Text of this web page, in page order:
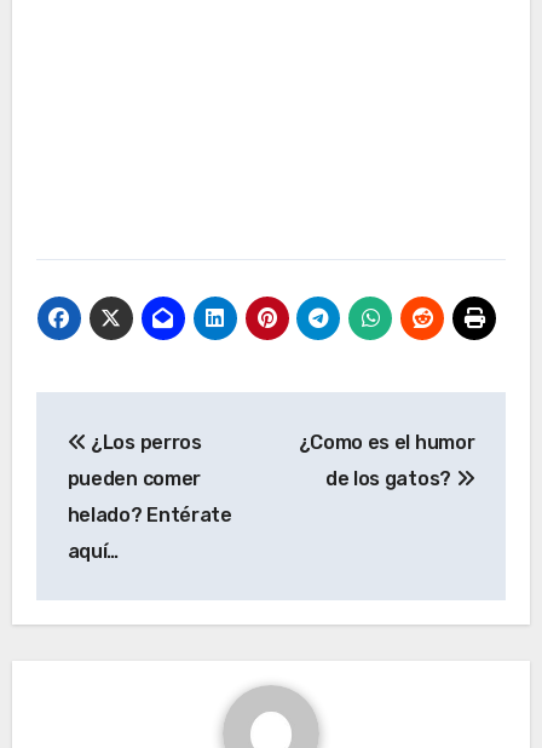
de
entradas
¿Los perros
pueden comer
helado? Entérate
aquí…
¿Como es el humor
de los gatos?